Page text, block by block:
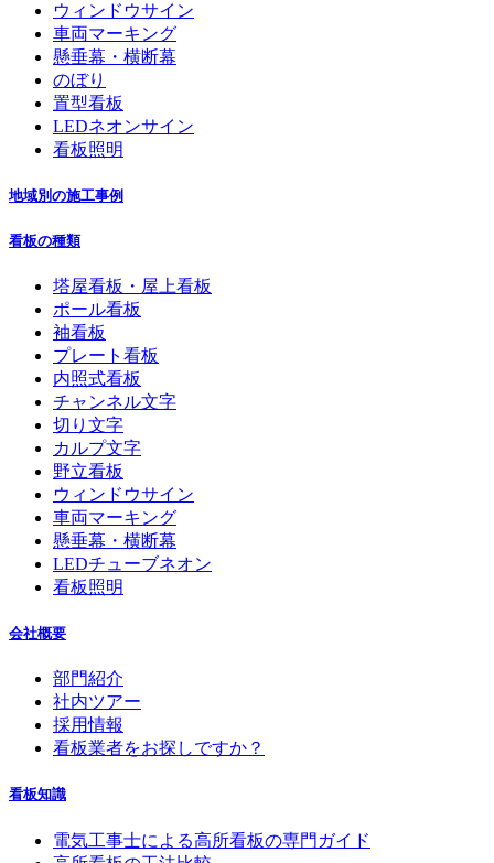
ウィンドウサイン
車両マーキング
懸垂幕・横断幕
のぼり
置型看板
LEDネオンサイン
看板照明
地域別の施工事例
看板の種類
塔屋看板・屋上看板
ポール看板
袖看板
プレート看板
内照式看板
チャンネル文字
切り文字
カルプ文字
野立看板
ウィンドウサイン
車両マーキング
懸垂幕・横断幕
LEDチューブネオン
看板照明
会社概要
部門紹介
社内ツアー
採用情報
看板業者をお探しですか？
看板知識
電気工事士による高所看板の専門ガイド